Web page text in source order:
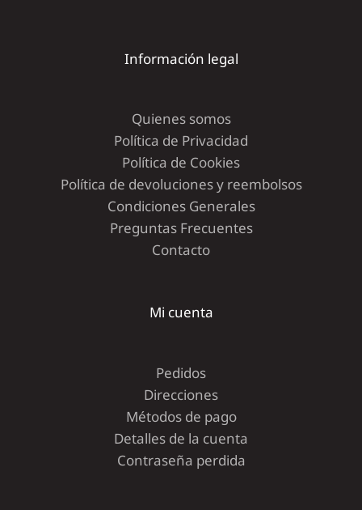
Información legal
Quienes somos
Política de Privacidad
Política de Cookies
Política de devoluciones y reembolsos
Condiciones Generales
Preguntas Frecuentes
Contacto
Mi cuenta
Pedidos
Direcciones
Métodos de pago
Detalles de la cuenta
Contraseña perdida